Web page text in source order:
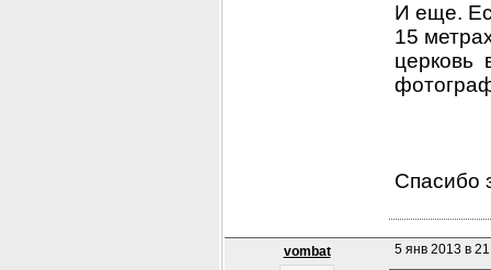
И еще.
15
церковь
Спасибо
vombat 5 янв 2013 в